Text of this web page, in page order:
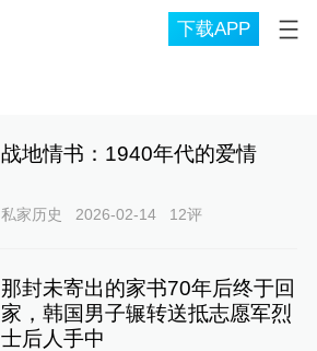
下载APP
战地情书：1940年代的爱情
私家历史 2026-02-14 12评
那封未寄出的家书70年后终于回
家，韩国男子辗转送抵志愿军烈
士后人手中